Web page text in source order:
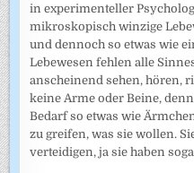
in experimenteller
mikroskopisch winzige
und dennoch so etwas wie
Lebewesen fehlen alle
anscheinend sehen, hören,
keine Arme oder Beine,
Bedarf so etwas wie
zu greifen, was sie wollen.
verteidigen, ja sie haben